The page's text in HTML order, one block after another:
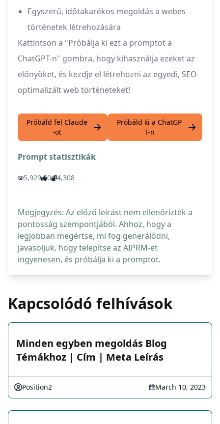
Egyszerű, időtakarékos megoldás a webes
történetek létrehozására
Kattintson a "Próbálja ki ezt a promptot a
ChatGPT-n" gombra, hogy kihasználja ezeket az
előnyöket, és kezdje el létrehozni az egyedi, SEO
optimalizált web történeteket!
Próbáld fel Claude
-ot
Próbáld ki a ChatGP
T-n
Prompt statisztikák
5,929 0 4,308
Megjegyzés: Az előző leírást nem ellenőrizték a
pontosság szempontjából. Ahhoz, hogy a
legjobban megértse, mi fog generálódni,
javasoljuk, hogy telepítse az AIPRM-et
ingyenesen, és próbálja ki a promptot.
Kapcsolódó felhívások
Minden egyben megoldás Blog
Témákhoz | Cím | Meta Leírás
Position2 March 10, 2023